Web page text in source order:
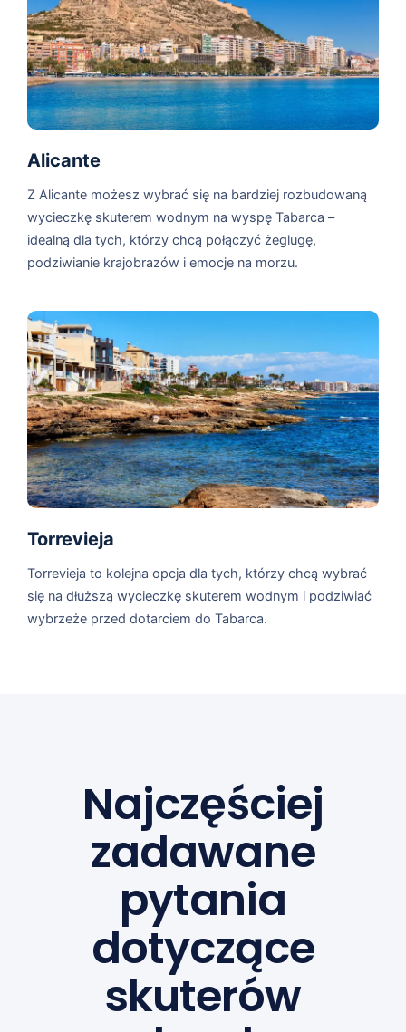
Alicante
Z Alicante możesz wybrać się na bardziej rozbudowaną
wycieczkę skuterem wodnym na wyspę Tabarca –
idealną dla tych, którzy chcą połączyć żeglugę,
podziwianie krajobrazów i emocje na morzu.
Torrevieja
Torrevieja to kolejna opcja dla tych, którzy chcą wybrać
się na dłuższą wycieczkę skuterem wodnym i podziwiać
wybrzeże przed dotarciem do Tabarca.
Najczęściej
zadawane
pytania
dotyczące
skuterów